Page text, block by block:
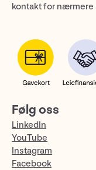
kontakt for nærmere
Følg oss
LinkedIn
YouTube
Instagram
Facebook